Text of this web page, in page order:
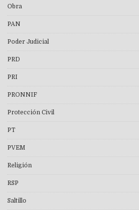
Obra
PAN
Poder Judicial
PRD
PRI
PRONNIF
Protección Civil
PT
PVEM
Religión
RSP
Saltillo